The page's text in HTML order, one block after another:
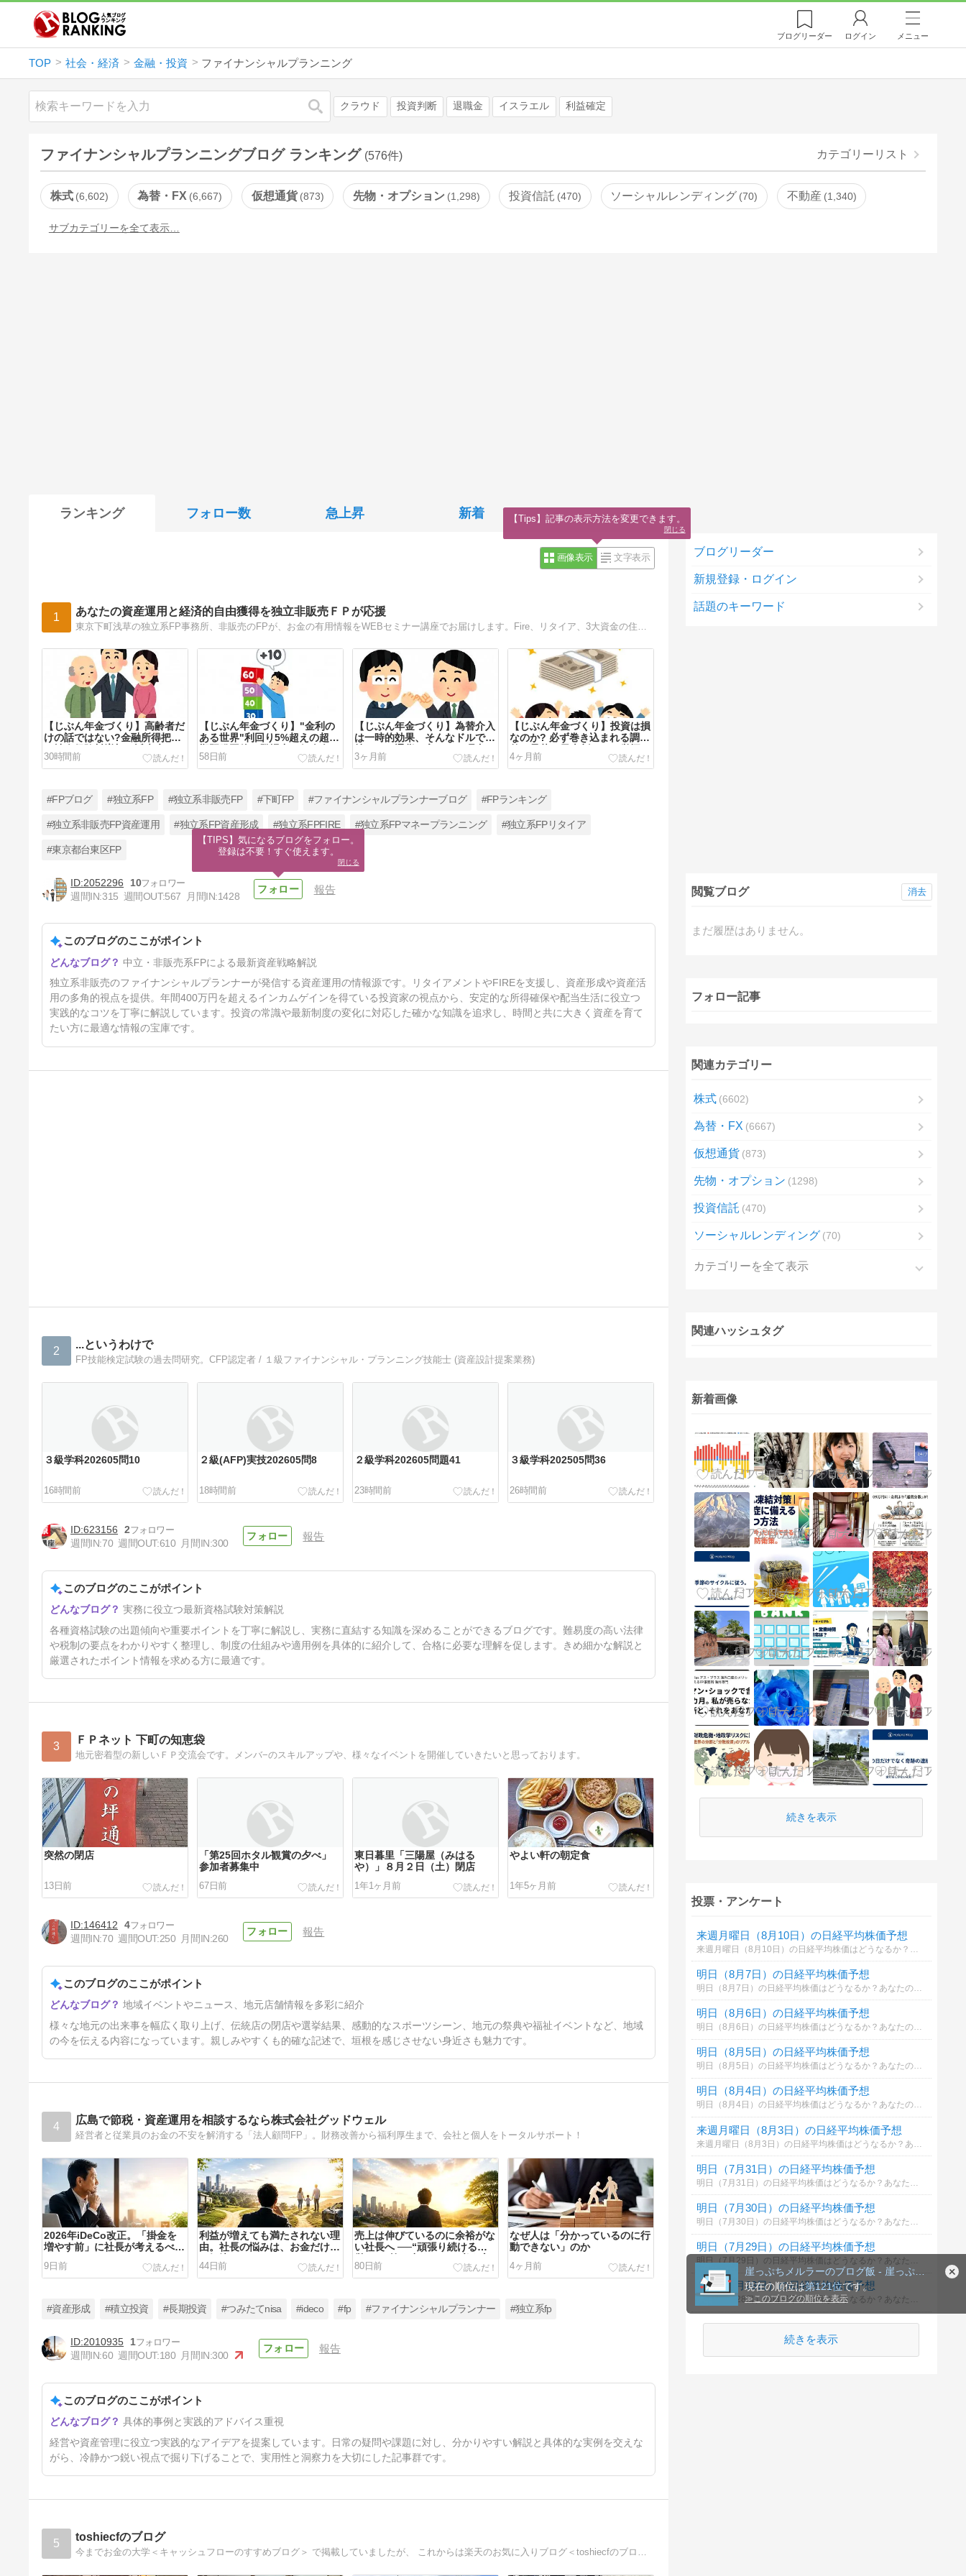
崖っぷちメルラーのブログ飯 - 崖っぷちから這い上がる
現在の順位は第121位です。
≫このブログの順位を表示
ブログリーダー ログイン メニュー
TOP 社会・経済 金融・投資 ファイナンシャルプランニング
検索 クラウド 投資判断 退職金 イスラエル 利益確定
ファイナンシャルプランニングブログ ランキング (576件) カテゴリーリスト
株式 6,602 為替・FX 6,667 仮想通貨 873 先物・オプション 1,298 投資信託 470 ソーシャルレンディング 70 不動産 1,340
サブカテゴリーを全て表示…
ランキング フォロー数 急上昇 新着
画像表示 文字表示
1 あなたの資産運用と経済的自由獲得を独立非販売ＦＰが応援
【じぶん年金づくり】高齢者だ
けの話ではない?金融所得把握
で社会保険料増加の近未来
【FP事務所トータルサポー
ト】
30時間前
【じぶん年金づくり】"金利の
ある世界"利回り5%超えの超長
期既発国債も登場中、個人向
け・新窓販国債はありか【FP
事務所トータルサポート】
58日前
【じぶん年金づくり】為替介入
は一時的効果、そんなドルでも
持つべき通貨と言われる理由
3ヶ月前
【じぶん年金づくり】投資は損
なのか? 必ず巻き込まれる調
整・暴落・元本割れへの覚悟
4ヶ月前
資金を見積もり将来の経済的不
安を払拭しよう【FP事務所ト
ータルサポートブログ講座】
6ヶ月前
#FPブログ #独立系FP #独立系非販売FP #下町FP #ファイナンシャルプランナーブログ #FPランキング
#独立系非販売FP資産運用 #独立系FP資産形成 #独立系FPFIRE #独立系FPマネープランニング #独立系FPリタイア
#東京都台東区FP
2052296
10
週間IN:315 週間OUT:567 月間IN:1428
報告
このブログのここがポイント
中立・非販売系FPによる最新資産戦略解説
独立系非販売のファイナンシャルプランナーが発信する資産運用の情報源です。リタイアメントやFIREを支援し、資産形成や資産活
用の多角的視点を提供。年間400万円を超えるインカムゲインを得ている投資家の視点から、安定的な所得確保や配当生活に役立つ
実践的なコツを丁寧に解説しています。投資の常識や最新制度の変化に対応した確かな知識を追求し、時間と共に大きく資産を育て
たい方に最適な情報の宝庫です。
2 ...というわけで
FP技能検定試験の過去問研究。CFP認定者 / １級ファイナンシャル・プランニング技能士 (資産設計提案業務)
３級学科202605問10
16時間前
２級(AFP)実技202605問8
18時間前
２級学科202605問題41
23時間前
３級学科202505問36
26時間前
２級(AFP)実技202505問23
29時間前
623156
2
週間IN:70 週間OUT:610 月間IN:300
報告
このブログのここがポイント
実務に役立つ最新資格試験対策解説
各種資格試験の出題傾向や重要ポイントを丁寧に解説し、実務に直結する知識を深めることができるブログです。難易度の高い法律
や税制の要点をわかりやすく整理し、制度の仕組みや適用例を具体的に紹介して、合格に必要な理解を促します。きめ細かな解説と
厳選されたポイント情報を求める方に最適です。
3 ＦＰネット 下町の知恵袋
地元密着型の新しいＦＰ交流会です。メンバ−のスキルアップや、様々なイベントを開催していきたいと思っております。
突然の閉店
13日前
「第25回ホタル観賞の夕べ」
参加者募集中
67日前
東日暮里「三陽屋（みはる
や）」８月２日（土）閉店
1年1ヶ月前
やよい軒の朝定食
1年5ヶ月前
雪の花 -ともに在りて-展
1年6ヶ月前
146412
4
週間IN:70 週間OUT:250 月間IN:260
報告
このブログのここがポイント
地域イベントやニュース、地元店舗情報を多彩に紹介
様々な地元の出来事を幅広く取り上げ、伝統店の閉店や選挙結果、感動的なスポーツシーン、地元の祭典や福祉イベントなど、地域
の今を伝える内容になっています。親しみやすくも的確な記述で、垣根を感じさせない身近さも魅力です。
4 広島で節税・資産運用を相談するなら株式会社グッドウェル
経営者と従業員のお金の不安を解消する「法人顧問FP」。財務改善から福利厚生まで、会社と個人をトータルサポート！
2026年iDeCo改正。「掛金を
増やす前」に社長が考えるべき
こと
9日前
利益が増えても満たされない理
由。社長の悩みは、お金だけで
は解決しない
44日前
売上は伸びているのに余裕がな
い社長へ ──“頑張り続ける経
営”から抜け出すための考え方”
80日前
なぜ人は「分かっているのに行
動できない」のか
4ヶ月前
た時の“逃げ道”とは？
5ヶ月前
#資産形成 #積立投資 #長期投資 #つみたてnisa #ideco #fp #ファイナンシャルプランナー #独立系fp
2010935
1
週間IN:60 週間OUT:180 月間IN:300
報告
このブログのここがポイント
具体的事例と実践的アドバイス重視
経営や資産管理に役立つ実践的なアイデアを提案しています。日常の疑問や課題に対し、分かりやすい解説と具体的な実例を交えな
がら、冷静かつ鋭い視点で掘り下げることで、実用性と洞察力を大切にした記事群です。
5 toshiecfのブログ
今までお金の大学＜キャッシュフローのすすめブログ＞ で掲載していましたが、 これからは楽天のお気に入りブログ＜toshiecfのブログ＞で再デビューしました。
ブログリーダー
新規登録・ログイン
話題のキーワード
閲覧ブログ
まだ履歴はありません。
消去
フォロー記事
関連カテゴリー
株式 6602
為替・FX 6667
仮想通貨 873
先物・オプション 1298
投資信託 470
ソーシャルレンディング 70
カテゴリーを全て表示
関連ハッシュタグ
新着画像
続きを表示
投票・アンケート
来週月曜日（8月10日）の日経平均株価予想
明日（8月7日）の日経平均株価予想
明日（8月7日）の日経平均株価はどうなるか？あなたの御意見を聞かせて下さい。勿論希望や勘でもかまいません。見るだけもＯＫ！
明日（8月6日）の日経平均株価予想
明日（8月6日）の日経平均株価はどうなるか？あなたの御意見を聞かせて下さい。勿論希望や勘でもかまいません。見るだけもＯＫ！
明日（8月5日）の日経平均株価予想
明日（8月5日）の日経平均株価はどうなるか？あなたの御意見を聞かせて下さい。勿論希望や勘でもかまいません。見るだけもＯＫ！
明日（8月4日）の日経平均株価予想
明日（8月4日）の日経平均株価はどうなるか？あなたの御意見を聞かせて下さい。勿論希望や勘でもかまいません。見るだけもＯＫ！
来週月曜日（8月3日）の日経平均株価予想
明日（7月31日）の日経平均株価予想
明日（7月30日）の日経平均株価予想
明日（7月30日）の日経平均株価はどうなるか？あなたの御意見を聞かせて下さい。勿論希望や勘でもかまいません。見るだけもＯＫ！
明日（7月29日）の日経平均株価予想
明日（7月29日）の日経平均株価はどうなるか？あなたの御意見を聞かせて下さい。勿論希望や勘でもかまいません。見るだけもＯＫ！
明日（7月28日）の日経平均株価予想
明日（7月28日）の日経平均株価はどうなるか？あなたの御意見を聞かせて下さい。勿論希望や勘でもかまいません。見るだけもＯＫ！
続きを表示
【TIPS】気になるブログをフォロー。
登録は不要！すぐ使えます。
閉じる
【Tips】記事の表示方法を変更できます。
閉じる